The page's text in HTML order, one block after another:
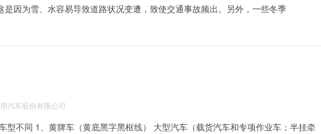
因为雪、水容易导致道路状况变遭，致使交通事故频出。另外，一些冬季
汽车股份有限公司
型不同 1、黄牌车（黄底黑字黑框线） 大型汽车（载货汽车和专项作业车；半挂牵